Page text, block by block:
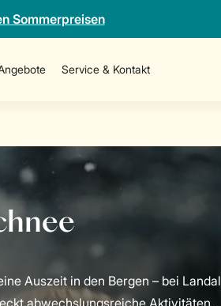
Sommerpreisen
Service & Kontakt
Auszeit in den Bergen – bei Landal
abwechslungsreiche Aktivitäten,